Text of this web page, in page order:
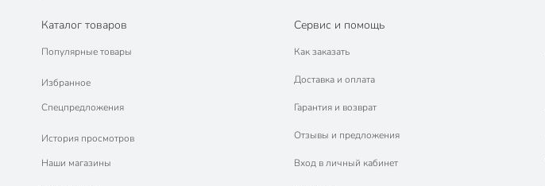
Каталог товаров
Популярные товары
Избранное
Спецпредложения
История просмотров
Наши магазины
Сервис и помощь
Как заказать
Доставка и оплата
Гарантия и возврат
Отзывы и предложения
Вход в личный кабинет